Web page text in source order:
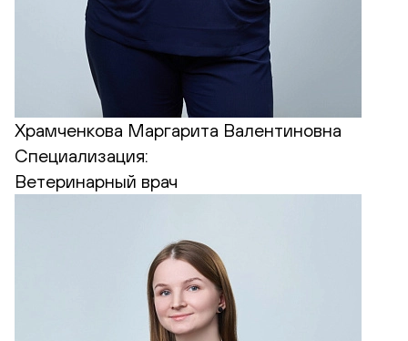
Храмченкова Маргарита Валентиновна
Специализация:
Ветеринарный врач